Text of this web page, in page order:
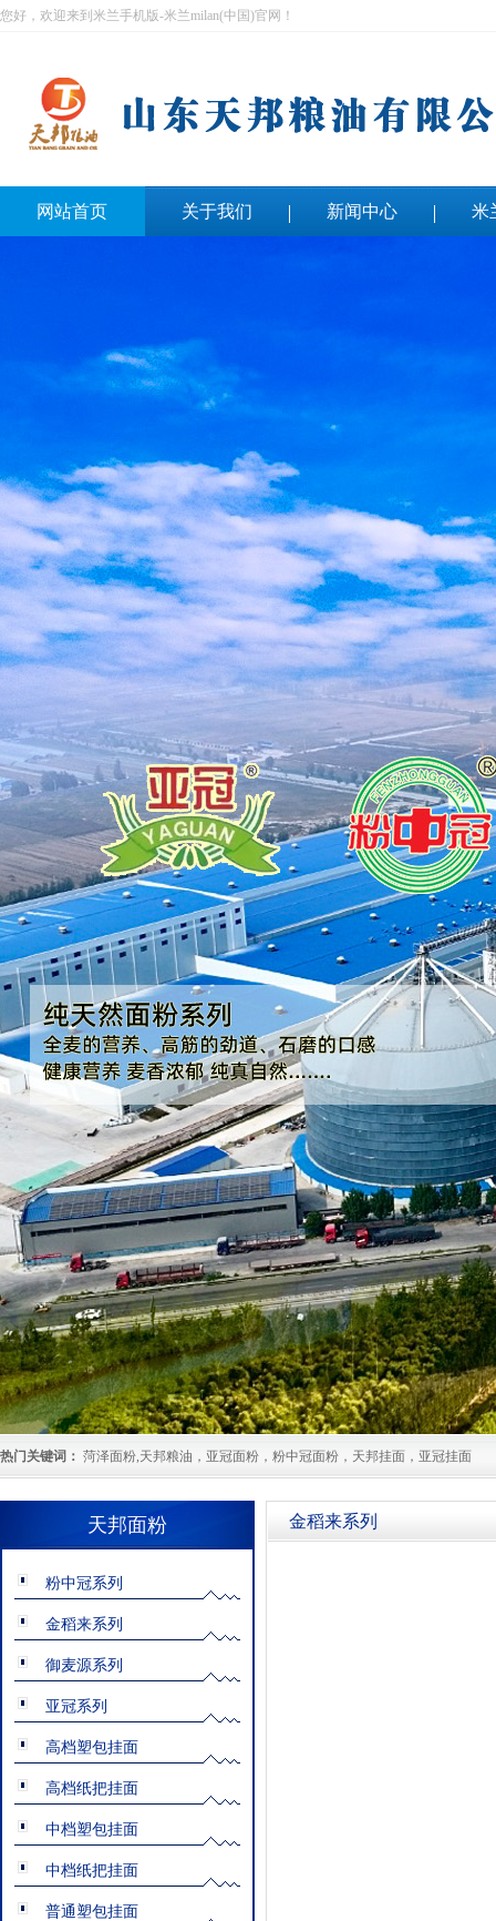
您好，欢迎来到米兰手机版-米兰milan(中国)官网！
网站首页 关于我们 新闻中心 米
热门关键词： 菏泽面粉,天邦粮油，亚冠面粉，粉中冠面粉，天邦挂面，亚冠挂面
天邦面粉
粉中冠系列
金稻来系列
御麦源系列
亚冠系列
高档塑包挂面
高档纸把挂面
中档塑包挂面
中档纸把挂面
普通塑包挂面
金稻来系列